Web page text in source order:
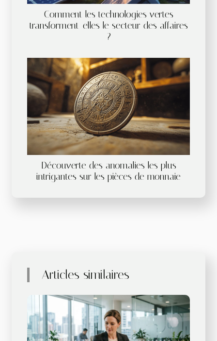
Comment les technologies vertes
transforment-elles le secteur des affaires
?
Découverte des anomalies les plus
intrigantes sur les pièces de monnaie
Articles similaires